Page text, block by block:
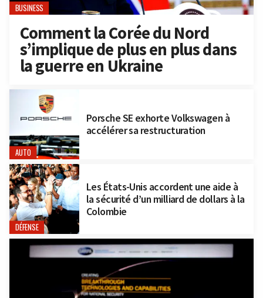
BUSINESS
Comment la Corée du Nord
s’implique de plus en plus dans
la guerre en Ukraine
AUTO
Porsche SE exhorte Volkswagen à
accélérer sa restructuration
DÉFENSE
Les États-Unis accordent une aide à
la sécurité d’un milliard de dollars à la
Colombie